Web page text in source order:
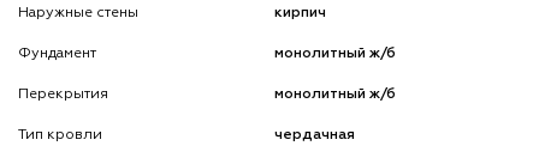
Наружные стены кирпич
Фундамент монолитный ж/б
Перекрытия монолитный ж/б
Тип кровли чердачная